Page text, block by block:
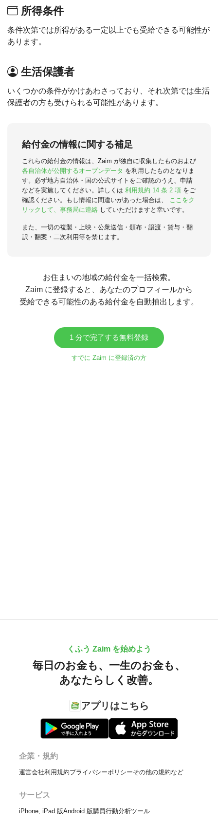
所得条件
条件次第では所得がある一定以上でも受給できる可能性が
あります。
生活保護者
いくつかの条件がかけあわさっており、それ次第では生活
保護者の方も受けられる可能性があります。
給付金の情報に関する補足
これらの給付金の情報は、Zaim が独自に収集したものおよび
各自治体が公開するオープンデータ を利用したものとなりま
す。必ず地方自治体・国の公式サイトをご確認のうえ、申請
などを実施してください。詳しくは 利用規約 14 条 2 項 をご
確認ください。もし情報に間違いがあった場合は、
ここをク
リックして、事務局に連絡 していただけますと幸いです。
また、一切の複製・上映・公衆送信・頒布・譲渡・貸与・翻
訳・翻案・二次利用等を禁じます。
お住まいの地域の給付金を一括検索。
Zaim に登録すると、あなたのプロフィールから
受給できる可能性のある給付金を自動抽出します。
1 分で完了する無料登録
すでに Zaim に登録済の方
くふう Zaim を始めよう
毎日のお金も、 一生のお金も、
あなたらしく改善。
アプリはこちら
企業・規約
運営会社利用規約プライバシーポリシーその他の規約など
サービス
iPhone, iPad 版Android 版購買行動分析ツール